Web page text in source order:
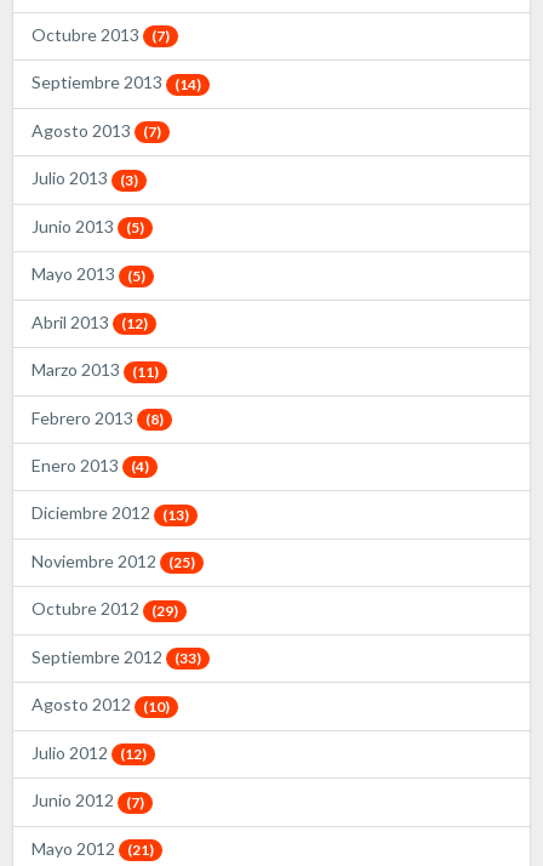
Octubre 2013 (7)
Septiembre 2013 (14)
Agosto 2013 (7)
Julio 2013 (3)
Junio 2013 (5)
Mayo 2013 (5)
Abril 2013 (12)
Marzo 2013 (11)
Febrero 2013 (8)
Enero 2013 (4)
Diciembre 2012 (13)
Noviembre 2012 (25)
Octubre 2012 (29)
Septiembre 2012 (33)
Agosto 2012 (10)
Julio 2012 (12)
Junio 2012 (7)
Mayo 2012 (21)